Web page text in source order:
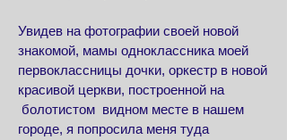
Увидев на фотографии своей новой
знакомой, мамы одноклассника моей
первоклассницы дочки, оркестр в новой
красивой церкви, построенной на
болотистом видном месте в нашем
городе, я попросила меня туда